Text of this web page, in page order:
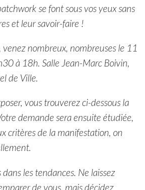
se font sous vos yeux sans
et leur savoir-faire !
venez nombreux, nombreuses le 11
à 18h. Salle Jean-Marc Boivin,
de Ville.
vous trouverez ci-dessous la
demande sera ensuite étudiée,
critères de la manifestation, on
dans les tendances. Ne laissez
de vous, mais décidez